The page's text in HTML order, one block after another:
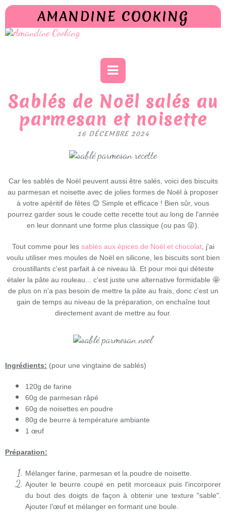
AMANDINE COOKING
Sablés de Noël salés au
parmesan et noisette
16 DÉCEMBRE 2024
Car les sablés de Noël peuvent aussi être salés, voici des biscuits
au parmesan et noisette avec de jolies formes de Noël à proposer
à votre apéritif de fêtes 😊 Simple et efficace ! Bien sûr, vous
pourrez garder sous le coude cette recette tout au long de l'année
en leur donnant une forme plus classique (ou pas 😜).
Tout comme pour les sablés aux épices de Noël et chocolat, j'ai
voulu utiliser mes moules de Noël en silicone, les biscuits sont bien
croustillants c'est parfait à ce niveau là. Et pour moi qui déteste
étaler la pâte au rouleau... c'est juste une alternative formidable 🤩
de plus on n'a pas besoin de mettre la pâte au frais, donc c'est un
gain de temps au niveau de la préparation, on enchaîne tout
directement avant de mettre au four.
Ingrédients: (pour une vingtaine de sablés)
120g de farine
60g de parmesan râpé
60g de noisettes en poudre
80g de beurre à température ambiante
1 œuf
Préparation:
Mélanger farine, parmesan et la poudre de noisette.
Ajouter le beurre coupé en petit morceaux puis l'incorporer
du bout des doigts de façon à obtenir une texture "sable".
Ajouter l’œuf et mélanger en formant une boule.